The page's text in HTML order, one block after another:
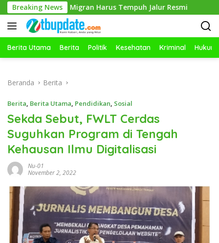
Langsung
ke
konten
Breaking News
Harus Tempuh Jalur Resmi Keren SMKN 1
Berita Utama Berita Politik Kesehatan Kriminal Hukum
Beranda Berita
Berita, Berita Utama, Pendidikan, Sosial
Sekda Sebut, FWLT Cerdas
Suguhkan Program di Tengah
Kehausan Ilmu Digitalisasi
Nu-01
November 2, 2022